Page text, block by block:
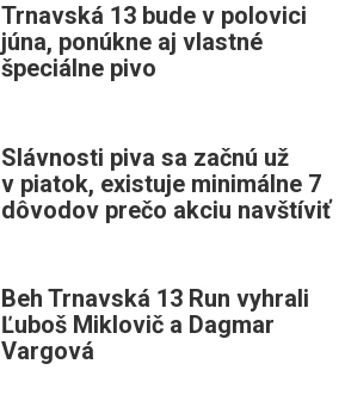
Trnavská 13 bude v polovici
júna, ponúkne aj vlastné
špeciálne pivo
Slávnosti piva sa začnú už
v piatok, existuje minimálne 7
dôvodov prečo akciu navštíviť
Beh Trnavská 13 Run vyhrali
Ľuboš Miklovič a Dagmar
Vargová